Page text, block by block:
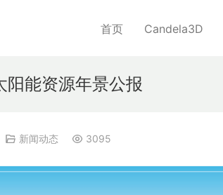
首页 Candela3D
能资源年景公报
新闻动态 3095